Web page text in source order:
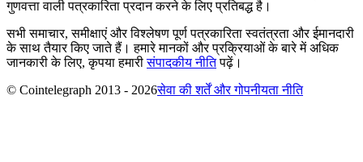
गुणवत्ता वाली पत्रकारिता प्रदान करने के लिए प्रतिबद्ध है।
सभी समाचार, समीक्षाएं और विश्लेषण पूर्ण पत्रकारिता स्वतंत्रता और ईमानदारी
के साथ तैयार किए जाते हैं। हमारे मानकों और प्रक्रियाओं के बारे में अधिक
जानकारी के लिए, कृपया हमारीसंपादकीय नीतिपढ़ें।
© Cointelegraph 2013 - 2026सेवा की शर्तें और गोपनीयता नीति